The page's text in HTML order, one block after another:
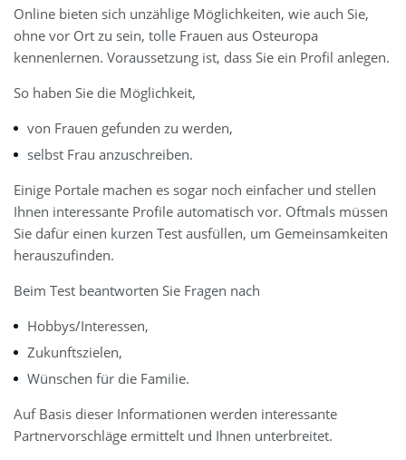
Online bieten sich unzählige Möglichkeiten, wie auch Sie,
ohne vor Ort zu sein, tolle Frauen aus Osteuropa
kennenlernen. Voraussetzung ist, dass Sie ein Profil anlegen.
So haben Sie die Möglichkeit,
von Frauen gefunden zu werden,
selbst Frau anzuschreiben.
Einige Portale machen es sogar noch einfacher und stellen
Ihnen interessante Profile automatisch vor. Oftmals müssen
Sie dafür einen kurzen Test ausfüllen, um Gemeinsamkeiten
herauszufinden.
Beim Test beantworten Sie Fragen nach
Hobbys/Interessen,
Zukunftszielen,
Wünschen für die Familie.
Auf Basis dieser Informationen werden interessante
Partnervorschläge ermittelt und Ihnen unterbreitet.